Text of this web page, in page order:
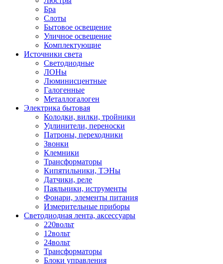
Бра
Слоты
Бытовое освещение
Уличное освещение
Комплектующие
Источники света
Светодиодные
ЛОНы
Люминисцентные
Галогенные
Металлогалоген
Электрика бытовая
Колодки, вилки, тройники
Удлинители, переноски
Патроны, переходники
Звонки
Клемники
Трансформаторы
Кипятильники, ТЭНы
Датчики, реле
Паяльники, иструменты
Фонари, элементы питания
Измерительные приборы
Светодиодная лента, аксессуары
220вольт
12вольт
24вольт
Трансформаторы
Блоки управления